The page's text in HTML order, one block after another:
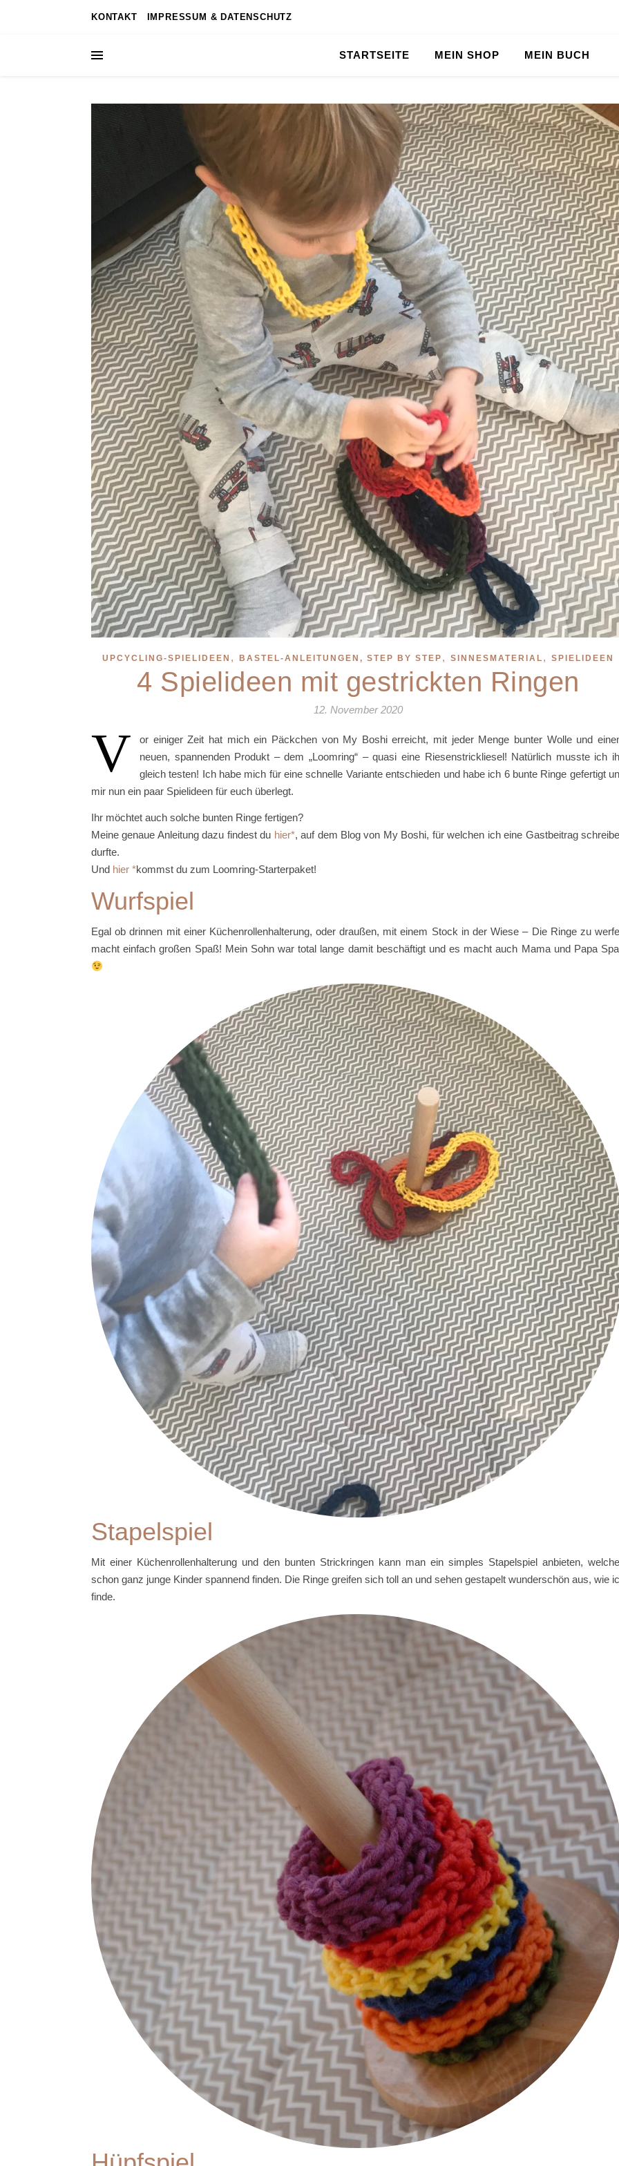
KONTAKT IMPRESSUM & DATENSCHUTZ
STARTSEITE MEIN SHOP MEIN BUCH
UPCYCLING-SPIELIDEEN , BASTEL-ANLEITUNGEN, STEP BY STEP , SINNESMATERIAL , SPIELIDEEN
4 Spielideen mit gestrickten Ringen
12. November 2020
V
or einiger Zeit hat mich ein Päckchen von My Boshi erreicht, mit jeder Menge bunter Wolle und
neuen, spannenden Produkt – dem „Loomring“ – quasi eine Riesenstrickliesel! Natürlich musste ich
gleich testen! Ich habe mich für eine schnelle Variante entschieden und habe ich 6 bunte Ringe gefertigt
mir nun ein paar Spielideen für euch überlegt.
Ihr möchtet auch solche bunten Ringe fertigen?
Meine genaue Anleitung dazu findest du hier , auf dem Blog von My Boshi, für welchen ich eine Gastbeitrag
durfte.
Und hier kommst du zum Loomring-Starterpaket!
Wurfspiel
Egal ob drinnen mit einer Küchenrollenhalterung, oder draußen, mit einem Stock in der Wiese – Die Ringe zu
macht einfach großen Spaß! Mein Sohn war total lange damit beschäftigt und es macht auch Mama und Papa
Stapelspiel
Mit einer Küchenrollenhalterung und den bunten Strickringen kann man ein simples Stapelspiel anbieten,
schon ganz junge Kinder spannend finden. Die Ringe greifen sich toll an und sehen gestapelt wunderschön aus, wie
finde.